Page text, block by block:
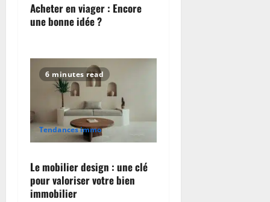
Acheter en viager : Encore
une bonne idée ?
6 minutes read
Tendances immo
Le mobilier design : une clé
pour valoriser votre bien
immobilier